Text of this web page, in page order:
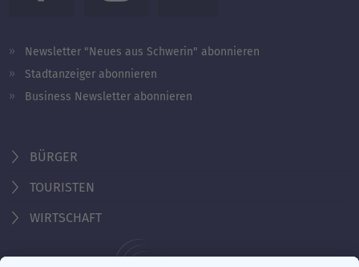
Newsletter "Neues aus Schwerin" abonnieren
Stadtanzeiger abonnieren
Business Newsletter abonnieren
BÜRGER
TOURISTEN
WIRTSCHAFT